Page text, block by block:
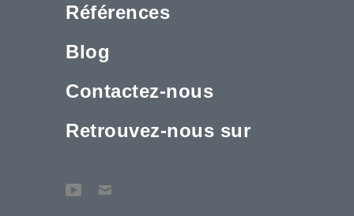
Références
Blog
Contactez-nous
Retrouvez-nous sur